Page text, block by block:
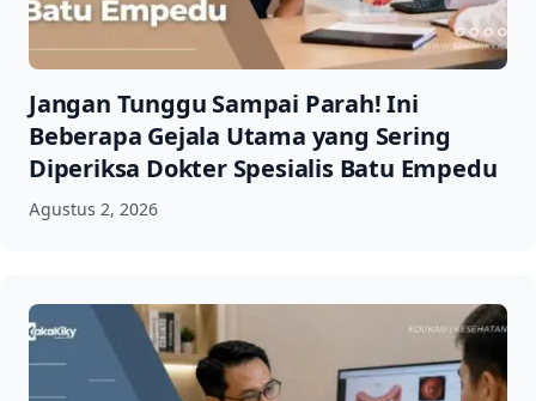
Jangan Tunggu Sampai Parah! Ini
Beberapa Gejala Utama yang Sering
Diperiksa Dokter Spesialis Batu Empedu
Agustus 2, 2026